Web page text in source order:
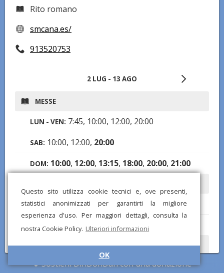
Questo sito utilizza cookie tecnici e, ove presenti,
statistici anonimizzati per garantirti la migliore
esperienza d'uso. Per maggiori dettagli, consulta la
nostra Cookie Policy. Ulteriori informazioni
OK
Rito romano
smcana.es/
913520753
2 LUG - 13 AGO
MESSE
LUN - VEN: 7:45, 10:00, 12:00, 20:00
SAB: 10:00, 12:00, 20:00
DOM: 10:00, 12:00, 13:15, 18:00, 20:00, 21:00
LUN - VEN:7:00-21:30
SAB, DOM:9:00-21:30
CONFESSIONI
Note:todos los dìas media hora antes de las
Sostieni DinDonDan con una donazione